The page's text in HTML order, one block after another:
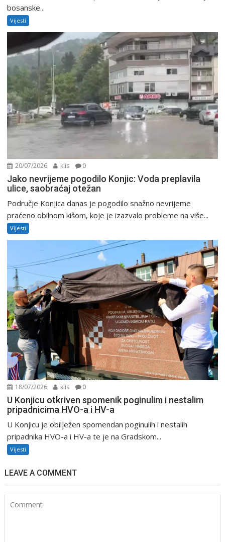
bosanske...
Vijesti
20/07/2026 klis 0
Jako nevrijeme pogodilo Konjic: Voda preplavila
ulice, saobraćaj otežan
Područje Konjica danas je pogodilo snažno nevrijeme
praćeno obilnom kišom, koje je izazvalo probleme na više...
Vijesti
18/07/2026 klis 0
U Konjicu otkriven spomenik poginulim i nestalim
pripadnicima HVO-a i HV-a
U Konjicu je obilježen spomendan poginulih i nestalih
pripadnika HVO-a i HV-a te je na Gradskom...
Vijesti
LEAVE A COMMENT